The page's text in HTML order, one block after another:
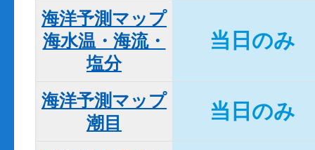
海洋予測マップ
海水温・海流・
塩分
当日のみ
海洋予測マップ
潮目
当日のみ